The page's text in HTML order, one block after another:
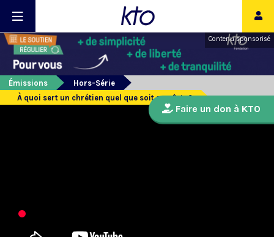
Contenu sponsorisé
Émissions
Hors-Série
À quoi sert un chrétien quel que soit son âge ?
Faire un don à KTO